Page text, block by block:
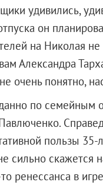
удивились,
он
на Николая
Александра
очень понятно,
по семейным
пользы
сильно скажется
ренессанса в